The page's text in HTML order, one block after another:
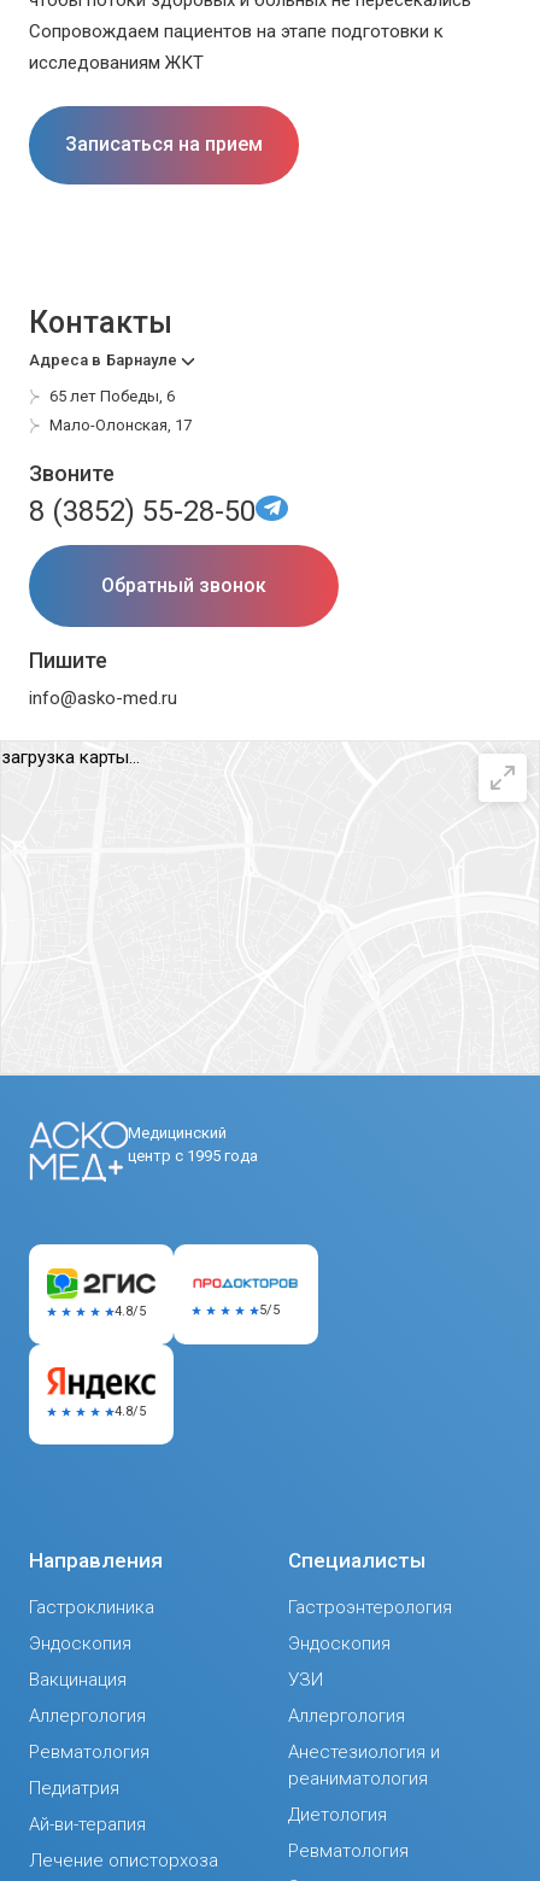
Сопровождаем пациентов на этапе подготовки к
исследованиям ЖКТ
Записаться на прием
Контакты
Адреса в Барнауле
65 лет Победы, 6
Мало-Олонская, 17
Звоните
8 (3852) 55-28-50
Обратный звонок
Пишите
info@asko-med.ru
загрузка карты...
Медицинский
центр с 1995 года
Направления
Гастроклиника
Эндоскопия
Вакцинация
Аллергология
Ревматология
Педиатрия
Ай-ви-терапия
Лечение описторхоза
Специалисты
Гастроэнтерология
Эндоскопия
УЗИ
Аллергология
Анестезиология и
реаниматология
Диетология
Ревматология
4.8/5 5/5
4.8/5